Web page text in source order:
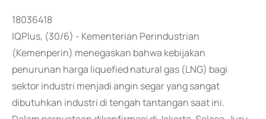
18036418
IQPlus, (30/6) - Kementerian Perindustrian
(Kemenperin) menegaskan bahwa kebijakan
penurunan harga liquefied natural gas (LNG) bagi
sektor industri menjadi angin segar yang sangat
dibutuhkan industri di tengah tantangan saat ini.